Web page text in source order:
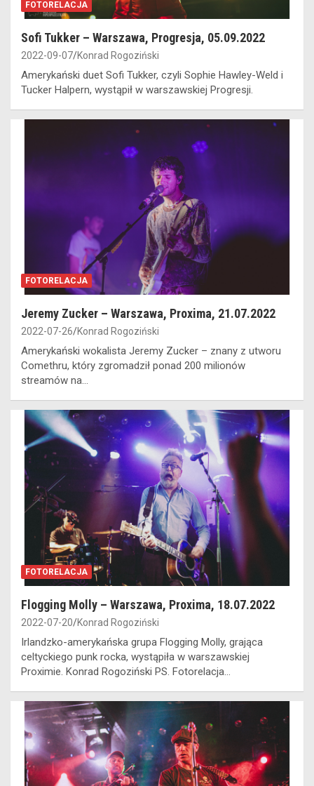
FOTORELACJA
Sofi Tukker – Warszawa, Progresja, 05.09.2022
2022-09-07 Konrad Rogoziński
Amerykański duet Sofi Tukker, czyli Sophie Hawley-Weld i
Tucker Halpern, wystąpił w warszawskiej Progresji.
FOTORELACJA
Jeremy Zucker – Warszawa, Proxima, 21.07.2022
2022-07-26 Konrad Rogoziński
Amerykański wokalista Jeremy Zucker – znany z utworu
Comethru, który zgromadził ponad 200 milionów
streamów na…
FOTORELACJA
Flogging Molly – Warszawa, Proxima, 18.07.2022
2022-07-20 Konrad Rogoziński
Irlandzko-amerykańska grupa Flogging Molly, grająca
celtyckiego punk rocka, wystąpiła w warszawskiej
Proximie. Konrad Rogoziński PS. Fotorelacja…